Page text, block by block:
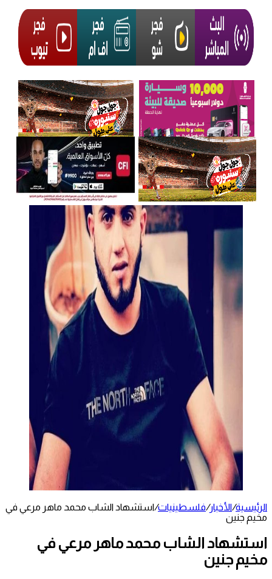
الرئيسية/الأخبار/فلسطينيات/استشهاد الشاب محمد ماهر مرعي في
مخيم جنين
استشهاد الشاب محمد ماهر مرعي في
مخيم جنين